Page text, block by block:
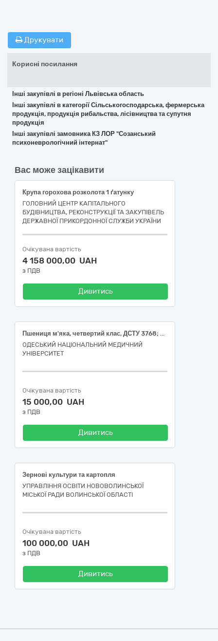
Друкувати
Корисні посилання
Інші закупівлі в регіоні Львівська область
Інші закупівлі в категорії Сільськогосподарська, фермерська
продукція, продукція рибальства, лісівництва та супутня
продукція
Інші закупівлі замовника КЗ ЛОР "Созанський
психоневрологічний інтернат"
Вас може зацікавити
Крупа горохова розколота 1 ґатунку
ГОЛОВНИЙ ЦЕНТР КАПІТАЛЬНОГО
БУДІВНИЦТВА, РЕКОНСТРУКЦІЇ ТА ЗАКУПІВЕЛЬ
ДЕРЖАВНОЇ ПРИКОРДОННОЇ СЛУЖБИ УКРАЇНИ
Очікувана вартість
4 158 000,00 UAH
з ПДВ
Дивитись
Пшениця м'яка, четвертий клас, ДСТУ 3768; Ячмінь 3 клас, ДСТУ 3769
ОДЕСЬКИЙ НАЦІОНАЛЬНИЙ МЕДИЧНИЙ
УНІВЕРСИТЕТ
Очікувана вартість
15 000,00 UAH
з ПДВ
Дивитись
Зернові культури та картопля
УПРАВЛІННЯ ОСВІТИ НОВОВОЛИНСЬКОЇ
МІСЬКОЇ РАДИ ВОЛИНСЬКОЇ ОБЛАСТІ
Очікувана вартість
100 000,00 UAH
з ПДВ
Дивитись